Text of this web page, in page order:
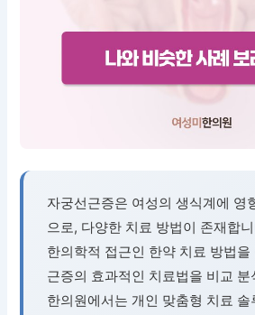
자궁선근증은 여성의 생식계에 영
으로, 다양한 치료 방법이 존재합
한의학적 접근인 한약 치료 방법을
근증의 효과적인 치료법을 비교 분
한의원에서는 개인 맞춤형 치료